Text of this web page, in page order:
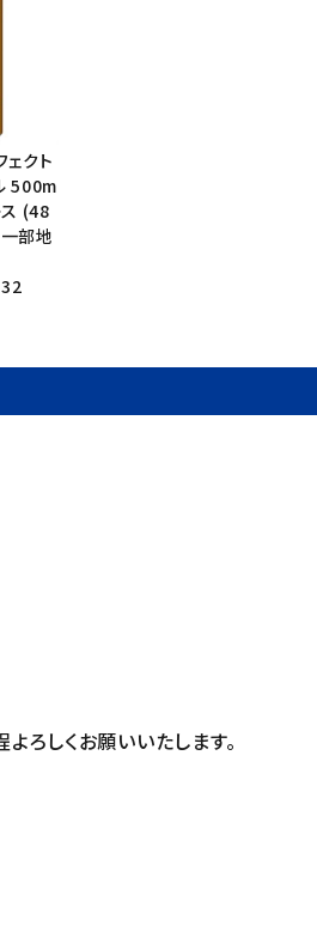
ェクト
500m
(48
部地
ろしくお願いいたします。